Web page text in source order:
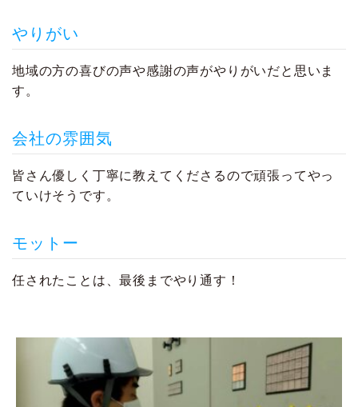
やりがい
地域の方の喜びの声や感謝の声がやりがいだと思いま
す。
会社の雰囲気
皆さん優しく丁寧に教えてくださるので頑張ってやっ
ていけそうです。
モットー
任されたことは、最後までやり通す！